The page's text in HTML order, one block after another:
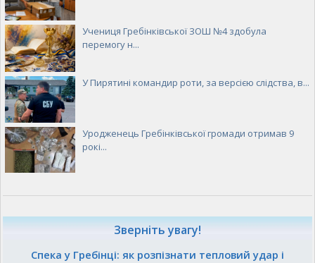
Учениця Гребінківської ЗОШ №4 здобула
перемогу н...
У Пирятині командир роти, за версією слідства, в...
Уродженець Гребінківської громади отримав 9
рокі...
Зверніть увагу!
Спека у Гребінці: як розпізнати тепловий удар і